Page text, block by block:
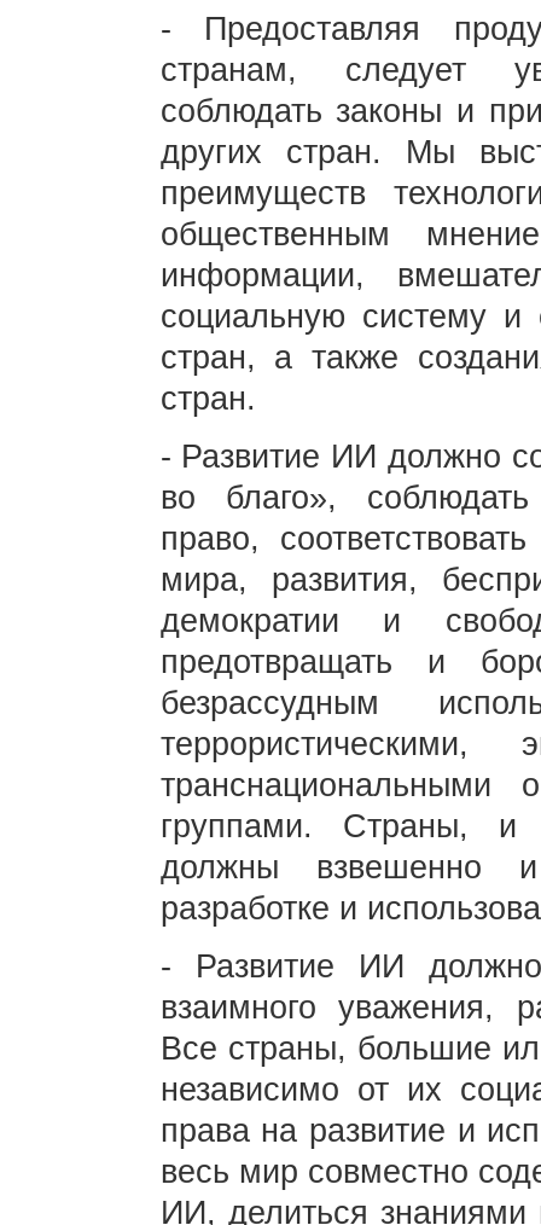
- Предоставляя
странам, следует
соблюдать законы и
других стран. Мы
преимуществ
общественным
информации,
социальную систему и
стран, а также
стран.
- Развитие ИИ должно
во благо»,
право,
мира, развития,
демократии и
предотвращать и
безрассудным
транснациональными
группами. Страны, и
должны взвешенно и
разработке и
- Развитие ИИ
взаимного уважения,
Все страны, большие
независимо от их
права на развитие и
весь мир совместно
ИИ, делиться